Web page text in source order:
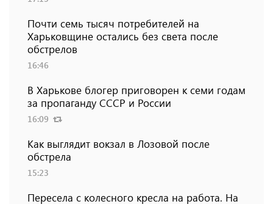
Почти семь тысяч потребителей на
Харьковщине остались без света после
обстрелов
16:46
В Харькове блогер приговорен к семи годам
за пропаганду СССР и России
16:09
Как выглядит вокзал в Лозовой после
обстрела
15:23
Пересела с колесного кресла на работа. На